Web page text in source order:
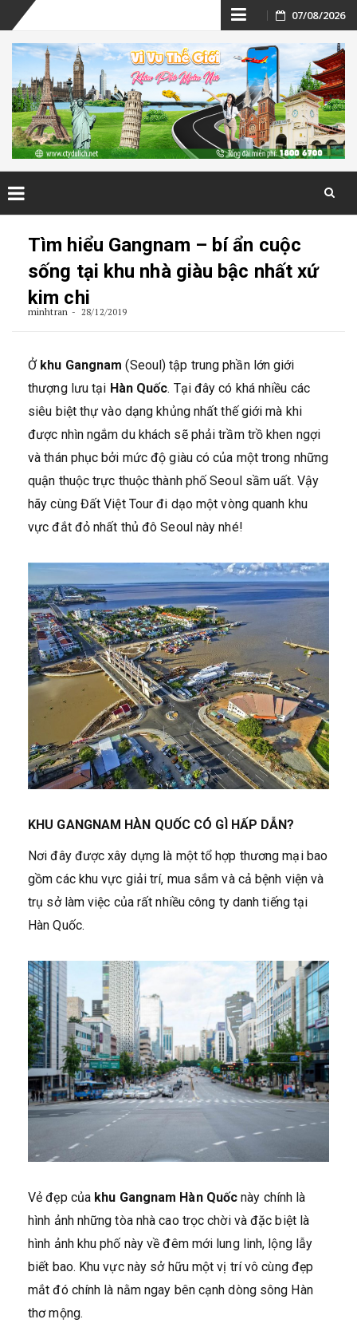
Skip
to
content
07/08/2026
Tìm hiểu Gangnam – bí ẩn cuộc
sống tại khu nhà giàu bậc nhất xứ
kim chi
minhtran 28/12/2019
Ở khu Gangnam (Seoul) tập trung phần lớn giới
thượng lưu tại Hàn Quốc. Tại đây có khá nhiều các
siêu biệt thự vào dạng khủng nhất thế giới mà khi
được nhìn ngắm du khách sẽ phải trầm trồ khen ngợi
và thán phục bởi mức độ giàu có của một trong những
quận thuộc trực thuộc thành phố Seoul sầm uất. Vậy
hãy cùng Đất Việt Tour đi dạo một vòng quanh khu
vực đắt đỏ nhất thủ đô Seoul này nhé!
KHU GANGNAM HÀN QUỐC CÓ GÌ HẤP DẪN?
Nơi đây được xây dựng là một tổ hợp thương mại bao
gồm các khu vực giải trí, mua sắm và cả bệnh viện và
trụ sở làm việc của rất nhiều công ty danh tiếng tại
Hàn Quốc.
Vẻ đẹp của khu Gangnam Hàn Quốc này chính là
hình ảnh những tòa nhà cao trọc chời và đặc biệt là
hình ảnh khu phố này về đêm mới lung linh, lộng lẫy
biết bao. Khu vực này sở hữu một vị trí vô cùng đẹp
mắt đó chính là nằm ngay bên cạnh dòng sông Hàn
thơ mộng.